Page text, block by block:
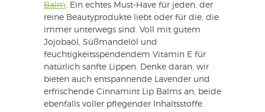
Balm . Ein echtes Must-Have für jeden, der
reine Beautyprodukte liebt oder für die, die
immer unterwegs sind. Voll mit gutem
Jojobaöl, Süßmandelöl und
feuchtigkeitsspendendem Vitamin E für
natürlich sanfte Lippen. Denke daran, wir
bieten auch entspannende Lavender und
erfrischende Cinnamint Lip Balms an, beide
ebenfalls voller pflegender Inhaltsstoffe.